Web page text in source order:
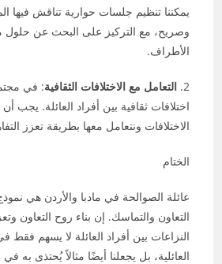
يمكننا تنظيم جلسات حوارية تناقش فيها
وصريح، مع التركيز على البحث عن حلول
الأطراف.
2. التعامل مع الاختلافات الثقافية: في
اختلافات ثقافية بين أفراد العائلة. يجب
الاختلافات ونتعامل معها بطريقة تعزز
الختام
عائلة الصوالحة في مادبا والأردن هي
التعاون والتماسك. إن بناء روح التعاون
النزاعات بين أفراد العائلة لا يسهم فقط
العائلية، بل يجعلنا أيضًا مثالاً يُحتذى به